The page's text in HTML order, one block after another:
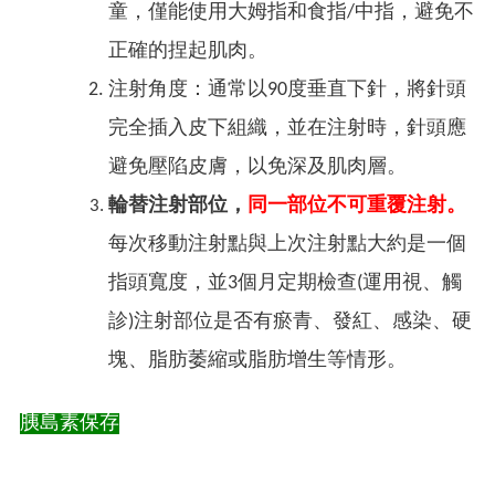
童，僅能使用大姆指和食指/中指，避免不
正確的捏起肌肉。
注射角度：通常以90度垂直下針，將針頭
完全插入皮下組織，並在注射時，針頭應
避免壓陷皮膚，以免深及肌肉層。
輪替注射部位， 同一部位不可重覆注射。
每次移動注射點與上次注射點大約是一個
指頭寬度，並3個月定期檢查(運用視、觸
診)注射部位是否有瘀青、發紅、感染、硬
塊、脂肪萎縮或脂肪增生等情形。
胰島素保存